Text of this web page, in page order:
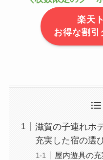
楽天
お得な割引
滋賀の子連れホ
充実した宿の選
屋内遊具の